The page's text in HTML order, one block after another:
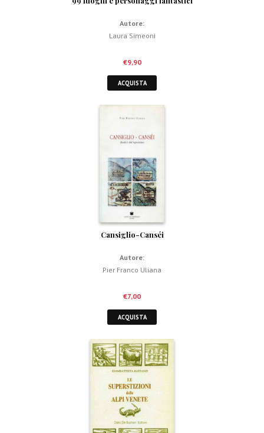
Autore:
Laura Simeoni
€9,90
ACQUISTA
Cansiglio-Canséi
Autore:
Pier Franco Uliana
€7,00
ACQUISTA